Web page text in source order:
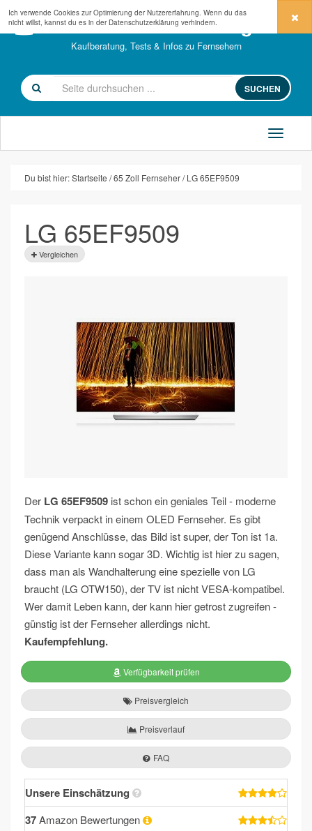
fernseher-kaufberatung.com
Kaufberatung, Tests & Infos zu Fernsehern
SUCHEN
Du bist hier:Startseite 65 Zoll Fernseher LG 65EF9509
LG 65EF9509
Vergleichen
Der LG 65EF9509 ist schon ein geniales Teil - moderne
Technik verpackt in einem OLED Fernseher. Es gibt
genügend Anschlüsse, das Bild ist super, der Ton ist 1a.
Diese Variante kann sogar 3D. Wichtig ist hier zu sagen,
dass man als Wandhalterung eine spezielle von LG
braucht (LG OTW150), der TV ist nicht VESA-kompatibel.
Wer damit Leben kann, der kann hier getrost zugreifen -
günstig ist der Fernseher allerdings nicht.
Kaufempfehlung.
Verfügbarkeit prüfen
Preisvergleich
Preisverlauf
FAQ
Unsere Einschätzung
37Amazon Bewertungen
Ich verwende Cookies zur Optimierung der Nutzererfahrung. Wenn du das
nicht willst, kannst du es in der Datenschutzerklärung verhindern.